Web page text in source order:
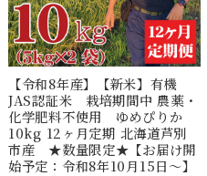
【令和8年産】【新米】有機
JAS認証米 栽培期間中 農薬・
化学肥料不使用 ゆめぴりか
10kg 12ヶ月定期 北海道芦別
市産 ★数量限定★【お届け開
始予定：令和8年10月15日～】